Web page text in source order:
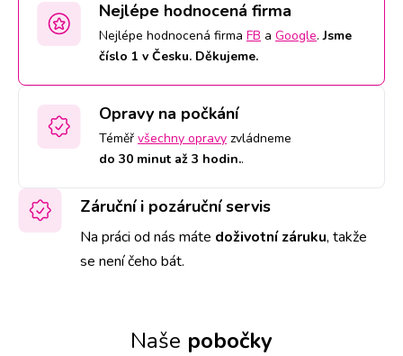
Nejlépe hodnocená firma
Nejlépe hodnocená firma FB a Google.Jsme
číslo 1 v Česku. Děkujeme.
Opravy na počkání
Téměř všechny opravy zvládneme
do 30 minut až 3 hodin..
Záruční i pozáruční servis
Na práci od nás máte doživotní záruku, takže
se není čeho bát.
Naše pobočky